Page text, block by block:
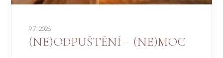
9.7. 2026
(NE)ODPUŠTĚNÍ = (NE)MOC